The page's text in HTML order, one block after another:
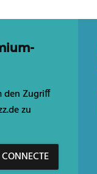
den Zugriff
zu